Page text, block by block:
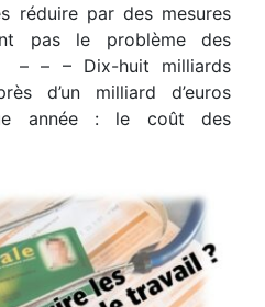
réduire par des mesures
pas le problème des
– – – Dix-huit milliards
d’un milliard d’euros
année : le coût des